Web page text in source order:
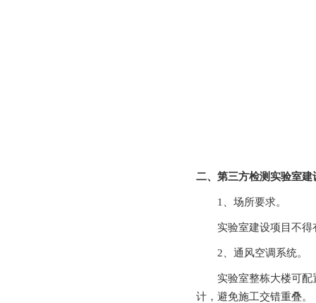
二、第三方检测实验室
1、场所要求。
实验室建设项目不得有干扰
2、通风空调系统。
实验室整栋大楼可配置中
计，避免施工交错重叠。